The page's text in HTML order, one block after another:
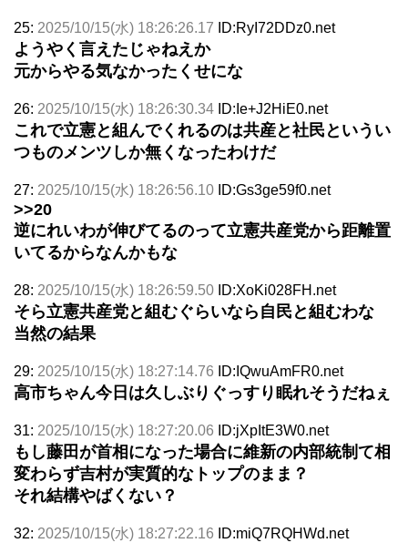
25: 2025/10/15(水) 18:26:26.17 ID:RyI72DDz0.net
ようやく言えたじゃねえか
元からやる気なかったくせにな
26: 2025/10/15(水) 18:26:30.34 ID:Ie+J2HiE0.net
これで立憲と組んでくれるのは共産と社民というい
つものメンツしか無くなったわけだ
27: 2025/10/15(水) 18:26:56.10 ID:Gs3ge59f0.net
>>20
逆にれいわが伸びてるのって立憲共産党から距離置
いてるからなんかもな
28: 2025/10/15(水) 18:26:59.50 ID:XoKi028FH.net
そら立憲共産党と組むぐらいなら自民と組むわな
当然の結果
29: 2025/10/15(水) 18:27:14.76 ID:IQwuAmFR0.net
高市ちゃん今日は久しぶりぐっすり眠れそうだねぇ
31: 2025/10/15(水) 18:27:20.06 ID:jXpItE3W0.net
もし藤田が首相になった場合に維新の内部統制て相
変わらず吉村が実質的なトップのまま？
それ結構やばくない？
32: 2025/10/15(水) 18:27:22.16 ID:miQ7RQHWd.net